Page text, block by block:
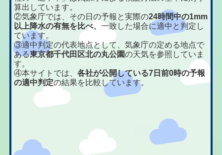
算出しています。
②気象庁では、その日の予報と実際の24時間中の1mm
以上降水の有無を比べ、一致した場合に適中と判定し
ています。
③適中判定の代表地点として、気象庁の定める地点で
ある東京都千代田区北の丸公園の天気を参照していま
す。
④本サイトでは、各社が公開している7日前0時の予報
の適中判定の結果を比較しています。